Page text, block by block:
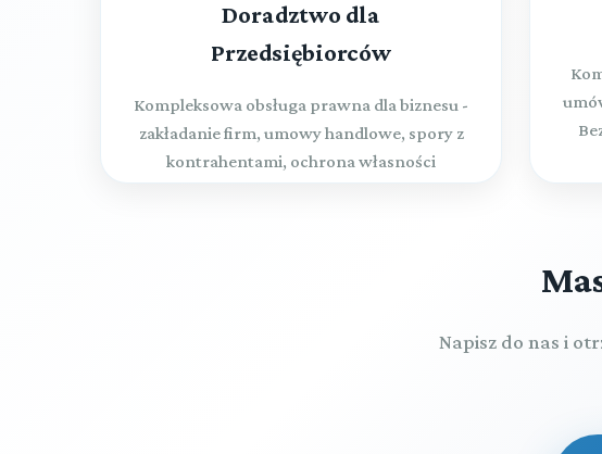
Doradztwo dla
Przedsiębiorców
Kompleksowa obsługa prawna dla biznesu -
zakładanie firm, umowy handlowe, spory z
kontrahentami, ochrona własności
Napisz do nas i